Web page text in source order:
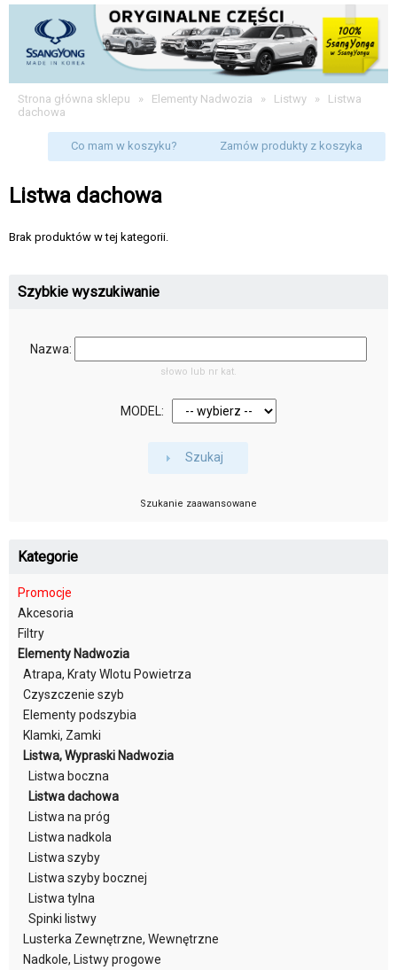
Strona główna sklepu » Elementy Nadwozia » Listwy » Listwa
dachowa
Co mam w koszyku? Zamów produkty z koszyka
Listwa dachowa
Brak produktów w tej kategorii.
Szybkie wyszukiwanie
Nazwa:
słowo lub nr kat.
MODEL:
Szukaj
Szukanie zaawansowane
Kategorie
Promocje
Akcesoria
Filtry
Elementy Nadwozia
Atrapa, Kraty Wlotu Powietrza
Czyszczenie szyb
Elementy podszybia
Klamki, Zamki
Listwa, Wypraski Nadwozia
Listwa boczna
Listwa dachowa
Listwa na próg
Listwa nadkola
Listwa szyby
Listwa szyby bocznej
Listwa tylna
Spinki listwy
Lusterka Zewnętrzne, Wewnętrzne
Nadkole, Listwy progowe